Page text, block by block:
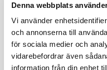
Denna webbplats
Vi använder
och annonserna till
för sociala medier och
vidarebefordrar även
information från din enhet
Specifikation
Beskrivning
Art. nr:CH0077